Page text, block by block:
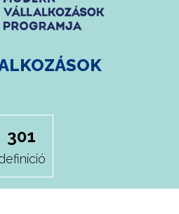
301